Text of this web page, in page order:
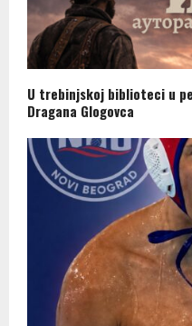
U trebinjskoj biblioteci u
Dragana Glogovca